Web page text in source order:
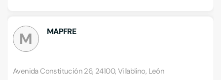
M MAPFRE
Avenida Constitución 26, 24100, Villablino, León